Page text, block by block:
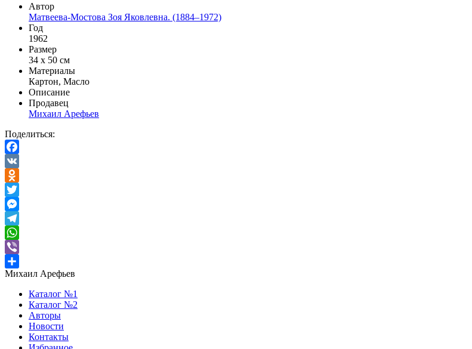
Автор
Матвеева-Мостова Зоя Яковлевна. (1884–1972)
Год
1962
Размер
34 х 50 см
Материалы
Картон, Масло
Описание
Продавец
Михаил Арефьев
Поделиться:
Facebook
VK
Odnoklassniki
Twitter
Messenger
Telegram
WhatsApp
Viber
Отправить
Михаил Арефьев
Каталог №1
Каталог №2
Авторы
Новости
Контакты